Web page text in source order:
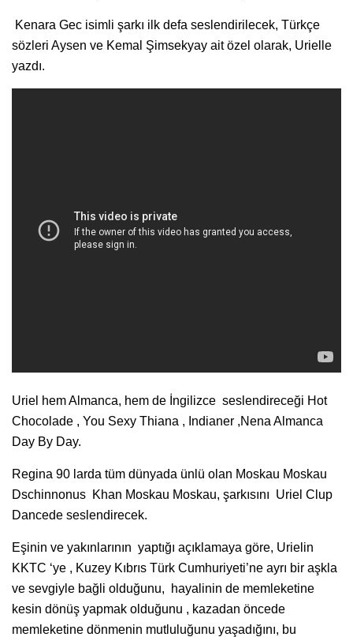
Kenara Gec isimli şarkı ilk defa seslendirilecek, Türkçe
sözleri Aysen ve Kemal Şimsekyay ait özel olarak, Urielle
yazdı.
Uriel hem Almanca, hem de İngilizce seslendireceği Hot
Chocolade , You Sexy Thiana , Indianer ,Nena Almanca
Day By Day.
Regina 90 larda tüm dünyada ünlü olan Moskau Moskau
Dschinnonus Khan Moskau Moskau, şarkısını Uriel Clup
Dancede seslendirecek.
Eşinin ve yakınlarının yaptığı açıklamaya göre, Urielin
KKTC ‘ye , Kuzey Kıbrıs Türk Cumhuriyeti’ne ayrı bir aşkla
ve sevgiyle bağli olduğunu, hayalinin de memleketine
kesin dönüş yapmak olduğunu , kazadan öncede
memleketine dönmenin mutluluğunu yaşadığını, bu